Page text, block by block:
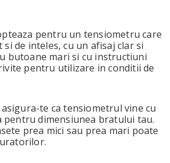
pentru un tensiometru care
de inteles, cu un afisaj clar si
butoane mari si cu instructiuni
pentru utilizare in conditii de
te ca tensiometrul vine cu
dimensiunea bratului tau.
prea mici sau prea mari poate